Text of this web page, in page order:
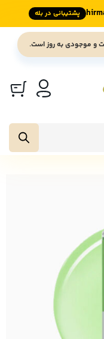
پشتیبانی در بله
و موجودی به روز است.